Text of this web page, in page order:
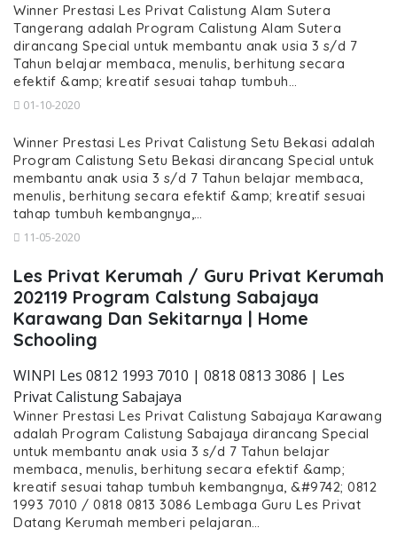
Winner Prestasi Les Privat Calistung Alam Sutera
Tangerang adalah Program Calistung Alam Sutera
dirancang Special untuk membantu anak usia 3 s/d 7
Tahun belajar membaca, menulis, berhitung secara
efektif &amp; kreatif sesuai tahap tumbuh…
01-10-2020
Winner Prestasi Les Privat Calistung Setu Bekasi adalah
Program Calistung Setu Bekasi dirancang Special untuk
membantu anak usia 3 s/d 7 Tahun belajar membaca,
menulis, berhitung secara efektif &amp; kreatif sesuai
tahap tumbuh kembangnya,…
11-05-2020
Les Privat Kerumah / Guru Privat Kerumah
202119 Program Calstung Sabajaya
Karawang Dan Sekitarnya | Home
Schooling
WINPI Les 0812 1993 7010 | 0818 0813 3086 | Les
Privat Calistung Sabajaya
Winner Prestasi Les Privat Calistung Sabajaya Karawang
adalah Program Calistung Sabajaya dirancang Special
untuk membantu anak usia 3 s/d 7 Tahun belajar
membaca, menulis, berhitung secara efektif &amp;
kreatif sesuai tahap tumbuh kembangnya, &#9742; 0812
1993 7010 / 0818 0813 3086 Lembaga Guru Les Privat
Datang Kerumah memberi pelajaran…